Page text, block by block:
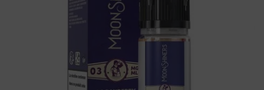
Arômes : framboise bleue, baies, myrtille.
E-liquide Moonshiners....